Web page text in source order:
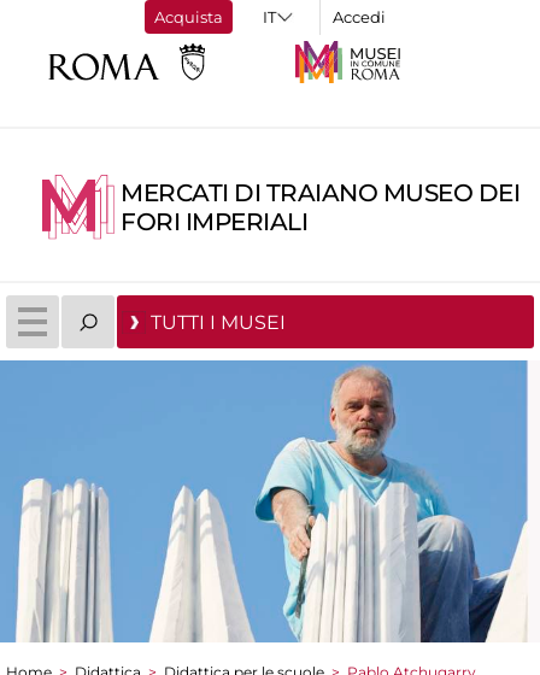
Acquista Accedi
MERCATI DI TRAIANO MUSEO DEI
FORI IMPERIALI
TUTTI I MUSEI